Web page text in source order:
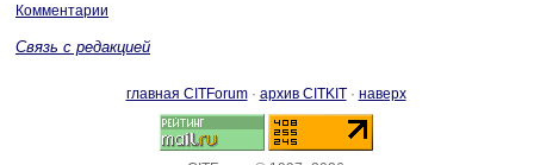
Комментарии
Связь с редакцией
главная CITForum· архив CITKIT· наверх